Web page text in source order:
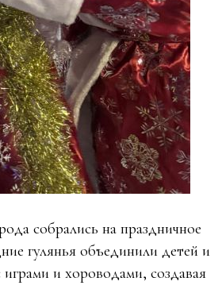
собрались на праздничное
гулянья объединили детей и
и хороводами, создавая